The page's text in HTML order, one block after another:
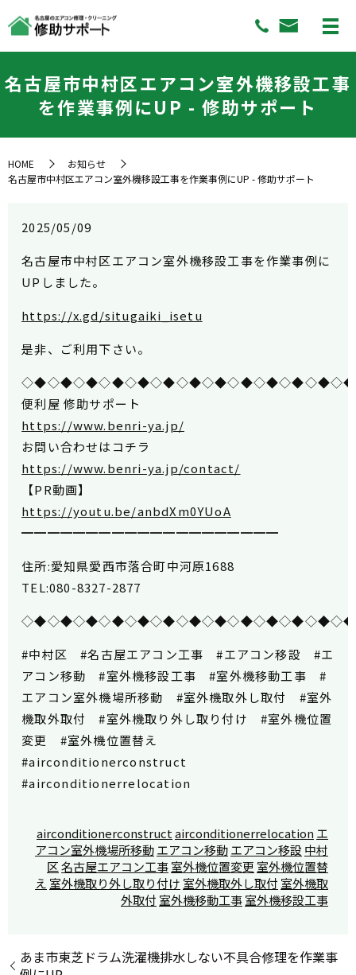
名古屋市中村区エアコン室外機移設工事
を作業事例にUP - 修助サポート
HOME
お知らせ
名古屋市中村区エアコン室外機移設工事を作業事例にUP - 修助サポート
2025/05/09
名古屋市中村区エアコン室外機移設工事を作業事例に
UPしました。
https://x.gd/situgaiki_isetu
是非、ご利用下さい。
便利屋 修助サポート
https://www.benri-ya.jp/
お問い合わせはコチラ
https://www.benri-ya.jp/contact/
【PR動画】
https://youtu.be/anbdXm0YUoA
━━━━━━━━━━━━━━━━━━━━
住所:愛知県愛西市落合町中河原1688
TEL:080-8327-2877
#中村区 #名古屋エアコン工事 #エアコン移設 #エ
アコン移動 #室外機移設工事 #室外機移動工事 #
エアコン室外機場所移動 #室外機取外し取付 #室外
機取外取付 #室外機取り外し取り付け #室外機位置
変更 #室外機位置替え
#airconditionerconstruct
#airconditionerrelocation
airconditionerconstructairconditionerrelocation エ
アコン室外機場所移動エアコン移動エアコン移設 中村
区名古屋エアコン工事室外機位置変更 室外機位置替
え 室外機取り外し取り付け 室外機取外し取付 室外機取
外取付 室外機移動工事室外機移設工事
あま市東芝ドラム洗濯機排水しない不具合修理を作業事